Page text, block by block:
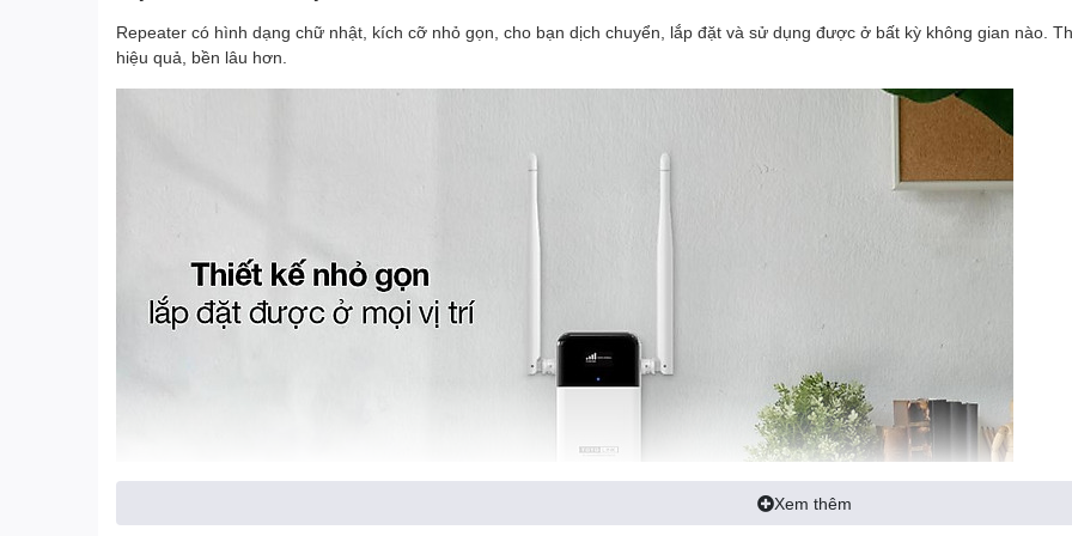
Repeater có hình dạng chữ nhật, kích cỡ nhỏ gọn, cho bạn dịch chuyển, lắp đặt và sử dụng được ở bất kỳ không gian nào.
hiệu quả, bền lâu hơn.
Xem thêm